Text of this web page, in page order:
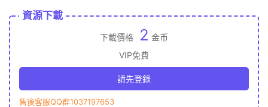
資源下載
下載價格 2 金币
VIP免費
請先登錄
售後客服QQ群1037197653